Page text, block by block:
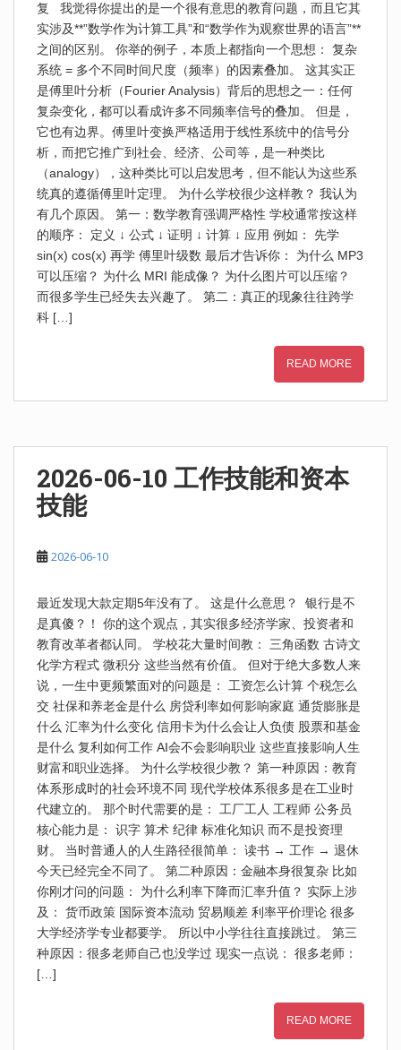
复 我觉得你提出的是一个很有意思的教育问题，而且它其
实涉及**”数学作为计算工具”和“数学作为观察世界的语言”**
之间的区别。 你举的例子，本质上都指向一个思想： 复杂
系统 = 多个不同时间尺度（频率）的因素叠加。 这其实正
是傅里叶分析（Fourier Analysis）背后的思想之一：任何
复杂变化，都可以看成许多不同频率信号的叠加。 但是，
它也有边界。傅里叶变换严格适用于线性系统中的信号分
析，而把它推广到社会、经济、公司等，是一种类比
（analogy），这种类比可以启发思考，但不能认为这些系
统真的遵循傅里叶定理。 为什么学校很少这样教？ 我认为
有几个原因。 第一：数学教育强调严格性 学校通常按这样
的顺序： 定义 ↓ 公式 ↓ 证明 ↓ 计算 ↓ 应用 例如： 先学
sin(x) cos(x) 再学 傅里叶级数 最后才告诉你： 为什么 MP3
可以压缩？ 为什么 MRI 能成像？ 为什么图片可以压缩？
而很多学生已经失去兴趣了。 第二：真正的现象往往跨学
科 […]
READ MORE
2026-06-10 工作技能和资本
技能
2026-06-10
最近发现大款定期5年没有了。 这是什么意思？ 银行是不
是真傻？！ 你的这个观点，其实很多经济学家、投资者和
教育改革者都认同。 学校花大量时间教： 三角函数 古诗文
化学方程式 微积分 这些当然有价值。 但对于绝大多数人来
说，一生中更频繁面对的问题是： 工资怎么计算 个税怎么
交 社保和养老金是什么 房贷利率如何影响家庭 通货膨胀是
什么 汇率为什么变化 信用卡为什么会让人负债 股票和基金
是什么 复利如何工作 AI会不会影响职业 这些直接影响人生
财富和职业选择。 为什么学校很少教？ 第一种原因：教育
体系形成时的社会环境不同 现代学校体系很多是在工业时
代建立的。 那个时代需要的是： 工厂工人 工程师 公务员
核心能力是： 识字 算术 纪律 标准化知识 而不是投资理
财。 当时普通人的人生路径很简单： 读书 → 工作 → 退休
今天已经完全不同了。 第二种原因：金融本身很复杂 比如
你刚才问的问题： 为什么利率下降而汇率升值？ 实际上涉
及： 货币政策 国际资本流动 贸易顺差 利率平价理论 很多
大学经济学专业都要学。 所以中小学往往直接跳过。 第三
种原因：很多老师自己也没学过 现实一点说： 很多老师：
[…]
READ MORE